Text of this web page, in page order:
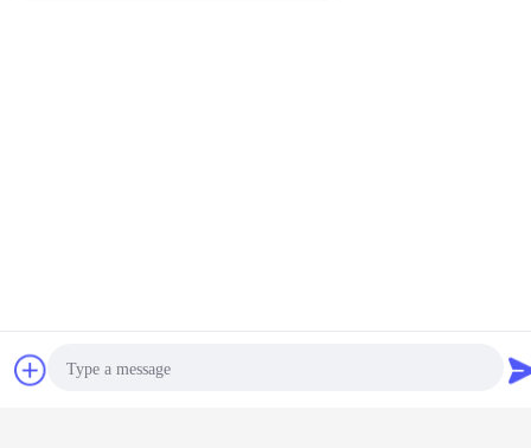
συζήτηση